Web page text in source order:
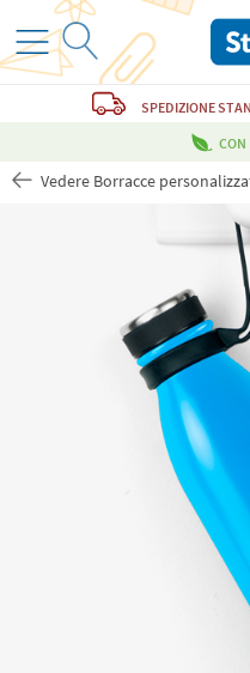
SPEDIZIONE
CON
Vedere Borracce